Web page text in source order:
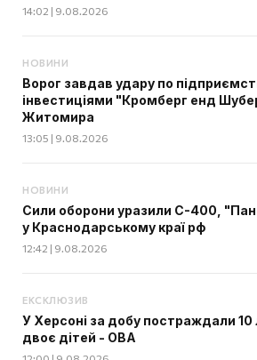
14:02 | 9.08.2026
НОВИНИ
Ворог завдав удару по
інвестиціями "Кромберг енд
Житомира
13:05 | 9.08.2026
НОВИНИ
Сили оборони уразили С-400,
у Краснодарському краї рф
12:42 | 9.08.2026
ЕКСКЛЮЗИВ
У Херсоні за добу постраждали
двоє дітей - ОВА